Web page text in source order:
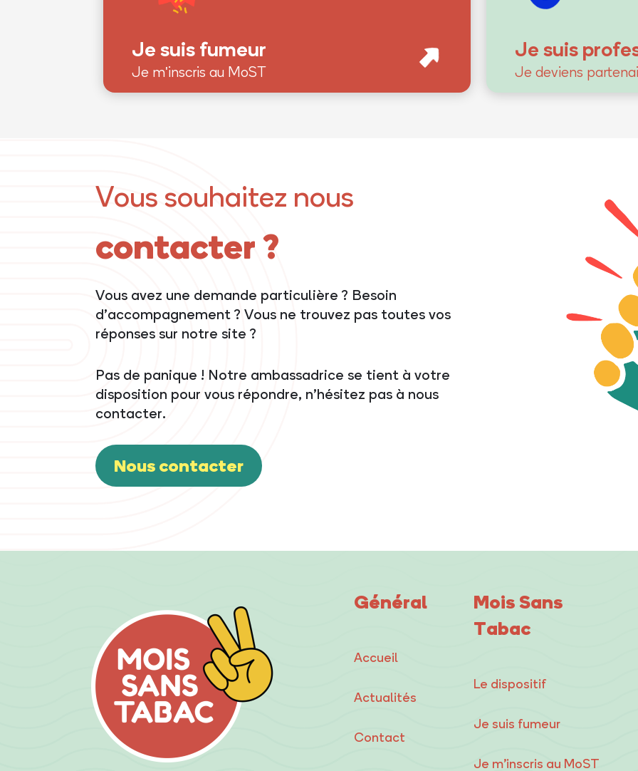
Je suis fumeur
Je m'inscris au MoST
Je suis
Je deviens
Vous souhaitez nous
contacter ?
Vous avez une demande particulière ? Besoin
d’accompagnement ? Vous ne trouvez pas toutes vos
réponses sur notre site ?
Pas de panique ! Notre ambassadrice se tient à votre
disposition pour vous répondre, n’hésitez pas à nous
contacter.
Nous contacter
Général
Accueil
Actualités
Contact
Mois Sans
Tabac
Le dispositif
Je suis fumeur
Je m’inscris au MoST